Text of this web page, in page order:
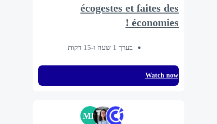
écogestes et faites des
économies !
בערך 1 שעה ו-15 דקות
Watch now
MD